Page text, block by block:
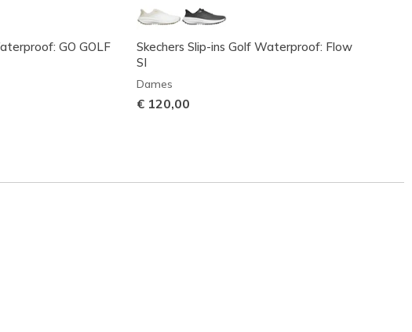
GO GOLF
Skechers Slip-ins Golf Waterproof: Flow
SI
Dames
€ 120,00